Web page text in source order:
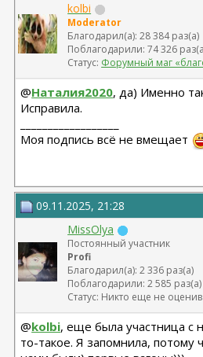
kolbi
Moderator
Благодарил(а): 28 384 раз(а)
Поблагодарили: 74 326
Статус: Форумный маг
@Наталия2020, да) Именно
Исправила.
Моя подпись всё не вмещает
09.11.2025, 21:28
MissOlya
Постоянный участник
Profi
Благодарил(а): 2 336 раз(а)
Поблагодарили: 2 585
Статус: Никто еще не
@kolbi, еще была участница с
то-такое. Я запомнила, потому